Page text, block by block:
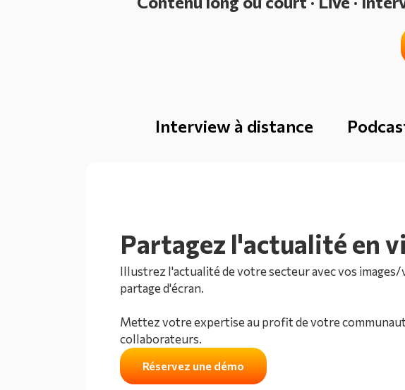
Interview à distance
Partagez l'actualité en
Illustrez l'actualité de votre secteur avec vos images/
partage d'écran.
Mettez votre expertise au profit de votre
collaborateurs.
Réservez une démo